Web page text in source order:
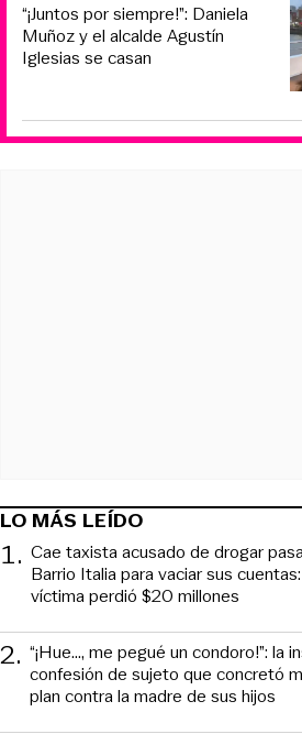
“¡Juntos por siempre!”: Daniela
Muñoz y el alcalde Agustín
Iglesias se casan
LO MÁS LEÍDO
1. Cae taxista acusado de drogar
Barrio Italia para vaciar sus
víctima perdió $20 millones
2. “¡Hue..., me pegué un condoro!”: la
confesión de sujeto que concretó
plan contra la madre de sus hijos